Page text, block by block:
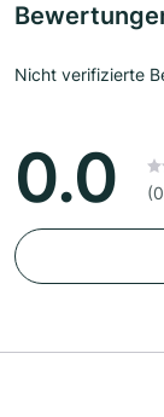
Nicht verifizierte
0.0